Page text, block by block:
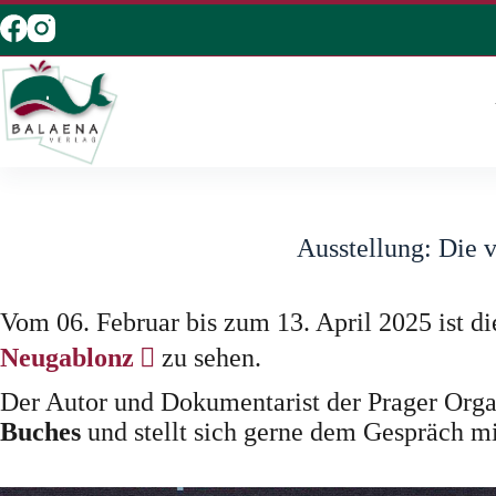
Zum
Inhalt
springen
Ausstellung: Die
Vom 06. Februar bis zum 13. April 2025 ist
Neugablonz (Öffnet
einem
neuen
zu sehen.
Der Autor und Dokumentarist der Prager
Buches und stellt sich gerne dem Gespräch